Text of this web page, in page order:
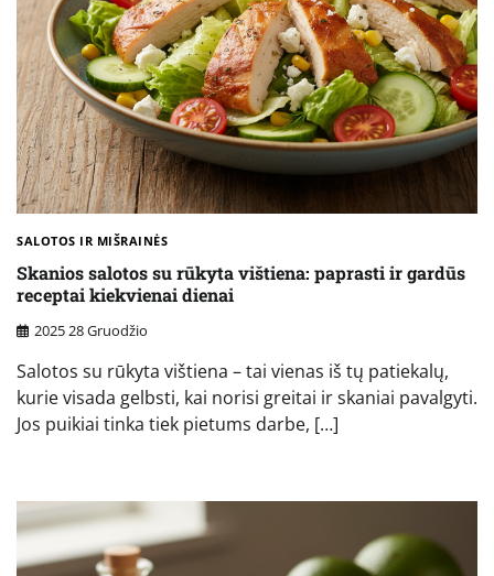
SALOTOS IR MIŠRAINĖS
Skanios salotos su rūkyta vištiena: paprasti ir gardūs
receptai kiekvienai dienai
2025 28 Gruodžio
Salotos su rūkyta vištiena – tai vienas iš tų patiekalų,
kurie visada gelbsti, kai norisi greitai ir skaniai pavalgyti.
Jos puikiai tinka tiek pietums darbe, […]